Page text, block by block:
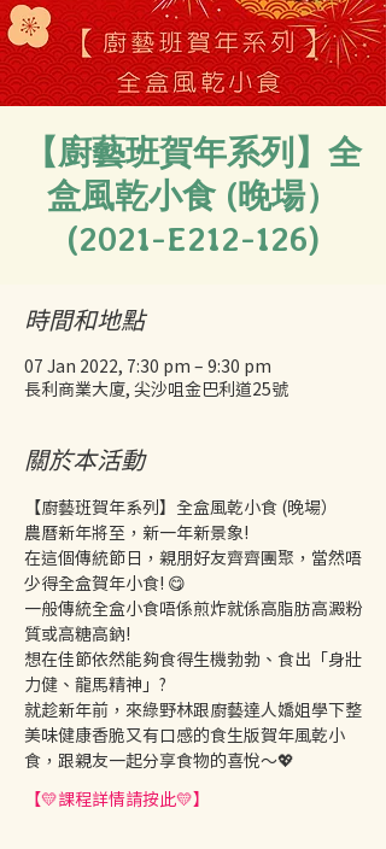
【廚藝班賀年系列】全
盒風乾小食 (晚場）
(2021-E212-126)
時間和地點
07 Jan 2022, 7:30 pm – 9:30 pm
長利商業大廈, 尖沙咀金巴利道25號
關於本活動
【廚藝班賀年系列】全盒風乾小食 (晚場）
農曆新年將至，新一年新景象!
在這個傳統節日，親朋好友齊齊團聚，當然唔
少得全盒賀年小食! 😋
一般傳統全盒小食唔係煎炸就係高脂肪高澱粉
質或高糖高鈉!
想在佳節依然能夠食得生機勃勃、食出「身壯
力健、龍馬精神」?
就趁新年前，來綠野林跟廚藝達人嬌姐學下整
美味健康香脆又有口感的食生版賀年風乾小
食，跟親友一起分享食物的喜悅～💖
【💛課程詳情請按此💛】